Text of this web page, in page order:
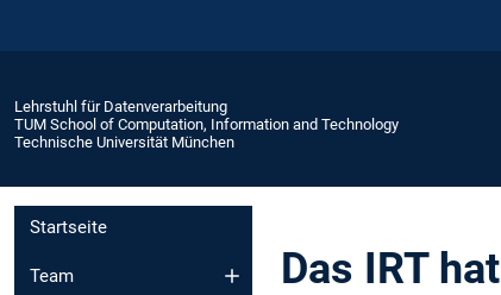
Lehrstuhl für Datenverarbeitung
TUM School of Computation, Information and Technology
Technische Universität München
Startseite
Team Das IRT